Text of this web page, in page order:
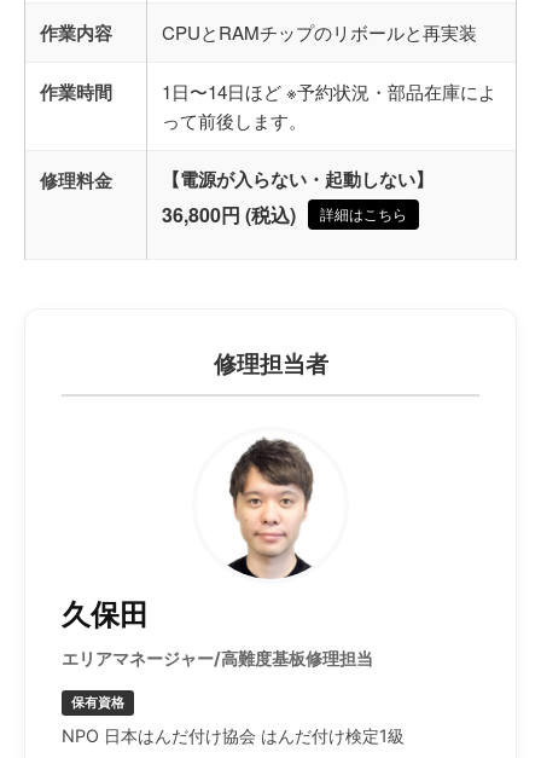
作業内容 CPUとRAMチップのリボールと再実装
作業時間
1日〜14日ほど ※予約状況・部品在庫によ
って前後します。
修理料金 【電源が入らない・起動しない】
36,800円 (税込) 詳細はこちら
修理担当者
久保田
エリアマネージャー/高難度基板修理担当
保有資格
NPO 日本はんだ付け協会 はんだ付け検定1級